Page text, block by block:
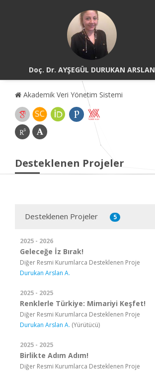
Doç. Dr. AYŞEGÜL DURUKAN ARSLAN
Akademik Veri Yönetim Sistemi
Desteklenen Projeler
Desteklenen Projeler 5
2025 - 2026
Geleceğe İz Bırak!
Diğer Resmi Kurumlarca Desteklenen Proje
Durukan Arslan A.
2025 - 2025
Renklerle Türkiye: Mimariyi Keşfet!
Diğer Resmi Kurumlarca Desteklenen Proje
Durukan Arslan A. (Yürütücü)
2025 - 2025
Birlikte Adım Adım!
Diğer Resmi Kurumlarca Desteklenen Proje